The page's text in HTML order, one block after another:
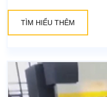
TÌM HIỂU THÊM